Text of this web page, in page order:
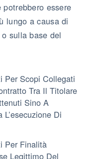
essere
lungo a causa di
sulla base del
Per Scopi Collegati
Tra Il Titolare
Sino A
Di
Per Finalità
Legittimo Del